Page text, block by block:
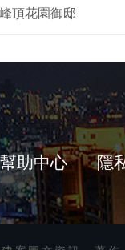
頂花園御邸
幫助中心 隱